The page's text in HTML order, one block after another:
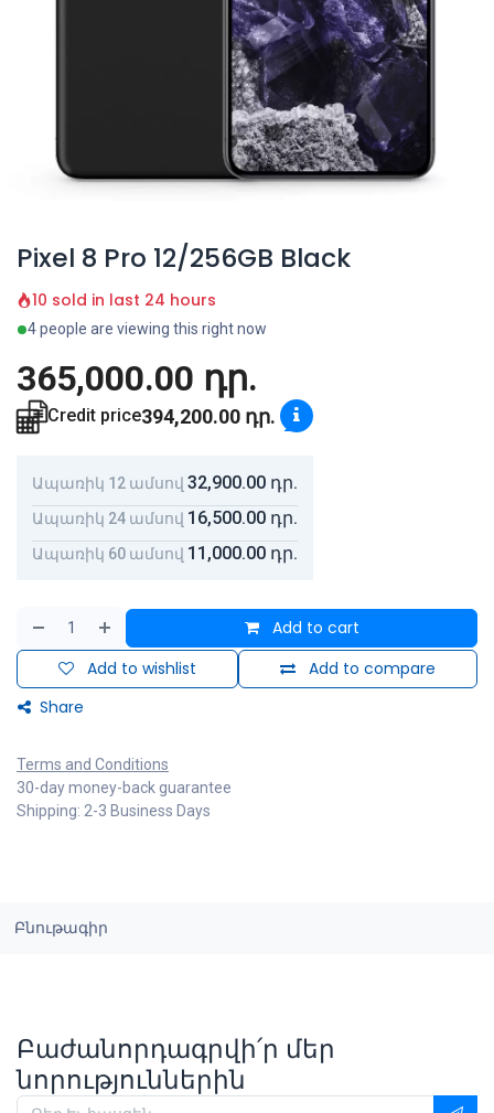
Pixel 8 Pro 12/256GB Black
10 sold in last 24 hours
4 people are viewing this right now
365,000.00 դր.
Credit price394,200.00 դր.
Ապառիկ 12 ամսով 32,900.00 դր.
Ապառիկ 24 ամսով 16,500.00 դր.
Ապառիկ 60 ամսով 11,000.00 դր.
Add to cart
Add to compare
Add to wishlist
Share
Terms and Conditions
30-day money-back guarantee
Shipping: 2-3 Business Days
Բնութագիր
Բաժանորդագրվի՛ր մեր
նորություններին